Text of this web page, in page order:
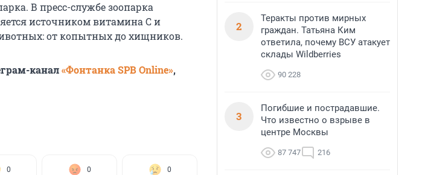
В пресс-службе зоопарка
источником витамина С и
от копытных до хищников.
канал«Фонтанка SPB Online»,
0 0 0
2
Теракты против мирных
граждан. Татьяна Ким
ответила, почему ВСУ атакует
склады Wildberries
90 228
3
Погибшие и пострадавшие.
Что известно о взрыве в
центре Москвы
87 747 216